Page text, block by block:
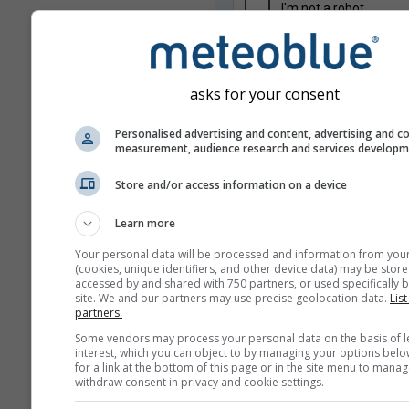
zoals beschreven in onze
kan ook worden gebruikt voor
meteoblue-diensten.
Meer weergegevens
asks for your consent
Personalised advertising and content, advertising and
measurement, audience research and services
Store and/or access information on a device
Learn more
Your personal data will be processed and information from
(cookies, unique identifiers, and other device data) may be
accessed by and shared with 750 partners, or used specifically
site. We and our partners may use precise geolocation data.
partners.
Some vendors may process your personal data on the basis of
interest, which you can object to by managing your options
for a link at the bottom of this page or in the site menu to
withdraw consent in privacy and cookie settings.